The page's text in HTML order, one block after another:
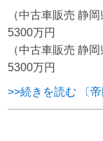
（中古車販売 静
5300万円
（中古車販売 静
5300万円
>>続きを読む 〔帝